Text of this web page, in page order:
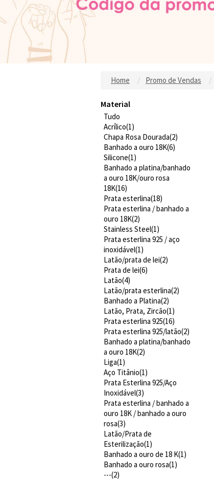
Home Promo de Vendas
Material
Tudo
Acrílico(1)
Chapa Rosa Dourada(2)
Banhado a ouro 18K(6)
Silicone(1)
Banhado a platina/banhado
a ouro 18K/ouro rosa
18K(16)
Prata esterlina(18)
Prata esterlina / banhado a
ouro 18K(2)
Stainless Steel(1)
Prata esterlina 925 / aço
inoxidável(1)
Latão/prata de lei(2)
Prata de lei(6)
Latão(4)
Latão/prata esterlina(2)
Banhado a Platina(2)
Latão, Prata, Zircão(1)
Prata esterlina 925(16)
Prata esterlina 925/latão(2)
Banhado a platina/banhado
a ouro 18K(2)
Liga(1)
Aço Titânio(1)
Prata Esterlina 925/Aço
Inoxidável(3)
Prata esterlina / banhado a
ouro 18K / banhado a ouro
rosa(3)
Latão/Prata de
Esterilização(1)
Banhado a ouro de 18 K(1)
Banhado a ouro rosa(1)
---(2)